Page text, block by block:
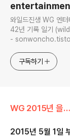
와일드진생 WG 엔
42년 기록 일기
-
구독하기
WG 2015년 을미년 기록
2015년 5월 1일